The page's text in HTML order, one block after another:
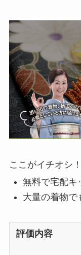
ここがイチオシ！
無料で宅配
大量の着物で
評価内容